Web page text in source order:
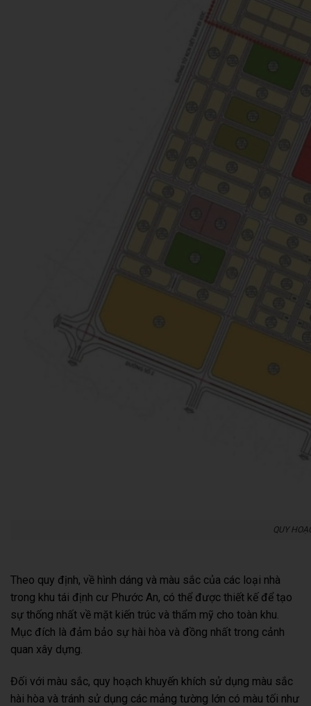
QUY
Theo quy định, về hình dáng và màu sắc của các loại nhà
trong khu tái định cư Phước An, có thể được thiết kế để tạo
sự thống nhất về mặt kiến trúc và thẩm mỹ cho toàn khu.
Mục đích là đảm bảo sự hài hòa và đồng nhất trong cảnh
quan xây dựng.
Đối với màu sắc, quy hoạch khuyến khích sử dụng màu sắc
hài hòa và tránh sử dụng các mảng tường lớn có màu tối như